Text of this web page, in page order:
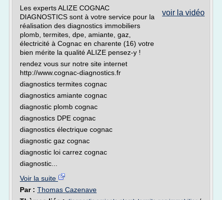
voir la vidéo
Les experts ALIZE COGNAC
DIAGNOSTICS sont à votre service pour la
réalisation des diagnostics immobiliers
plomb, termites, dpe, amiante, gaz,
électricité à Cognac en charente (16) votre
bien mérite la qualité ALIZE pensez-y !
rendez vous sur notre site internet
http://www.cognac-diagnostics.fr
diagnostics termites cognac
diagnostics amiante cognac
diagnostic plomb cognac
diagnostics DPE cognac
diagnostics électrique cognac
diagnostic gaz cognac
diagnostic loi carrez cognac
diagnostic...
Voir la suite
Par : Thomas Cazenave